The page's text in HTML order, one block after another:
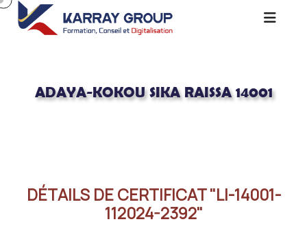
ADAYA-KOKOU SIKA RAISSA 14001
DÉTAILS DE CERTIFICAT "LI-14001-
112024-2392"